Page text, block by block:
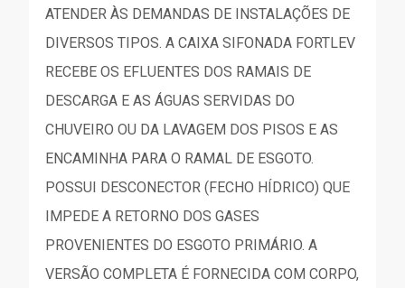
ATENDER ÀS DEMANDAS DE INSTALAÇÕES DE
DIVERSOS TIPOS. A CAIXA SIFONADA FORTLEV
RECEBE OS EFLUENTES DOS RAMAIS DE
DESCARGA E AS ÁGUAS SERVIDAS DO
CHUVEIRO OU DA LAVAGEM DOS PISOS E AS
ENCAMINHA PARA O RAMAL DE ESGOTO.
POSSUI DESCONECTOR (FECHO HÍDRICO) QUE
IMPEDE A RETORNO DOS GASES
PROVENIENTES DO ESGOTO PRIMÁRIO. A
VERSÃO COMPLETA É FORNECIDA COM CORPO,